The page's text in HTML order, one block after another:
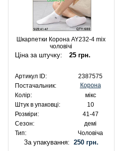
Шкарпетки Корона AY232-4 mix
чоловічі
Ціна за штучку: 25 грн.
Артикул ID:
2387575
Постачальник:
Корона
Колір:
мікс
Штук в упаковці:
10
Розміри:
41-47
Сезон:
демі
Тип:
Чоловіча
За упакування: 250 грн.